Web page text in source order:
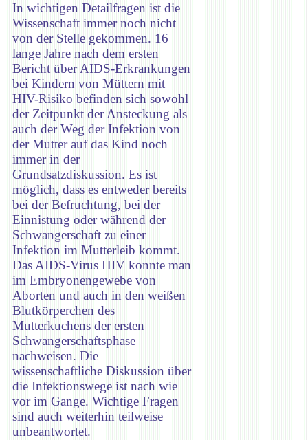
In wichtigen Detailfragen ist die
Wissenschaft immer noch nicht
von der Stelle gekommen. 16
lange Jahre nach dem ersten
Bericht über AIDS-Erkrankungen
bei Kindern von Müttern mit
HIV-Risiko befinden sich sowohl
der Zeitpunkt der Ansteckung als
auch der Weg der Infektion von
der Mutter auf das Kind noch
immer in der
Grundsatzdiskussion. Es ist
möglich, dass es entweder bereits
bei der Befruchtung, bei der
Einnistung oder während der
Schwangerschaft zu einer
Infektion im Mutterleib kommt.
Das AIDS-Virus HIV konnte man
im Embryonengewebe von
Aborten und auch in den weißen
Blutkörperchen des
Mutterkuchens der ersten
Schwangerschaftsphase
nachweisen. Die
wissenschaftliche Diskussion über
die Infektionswege ist nach wie
vor im Gange. Wichtige Fragen
sind auch weiterhin teilweise
unbeantwortet.